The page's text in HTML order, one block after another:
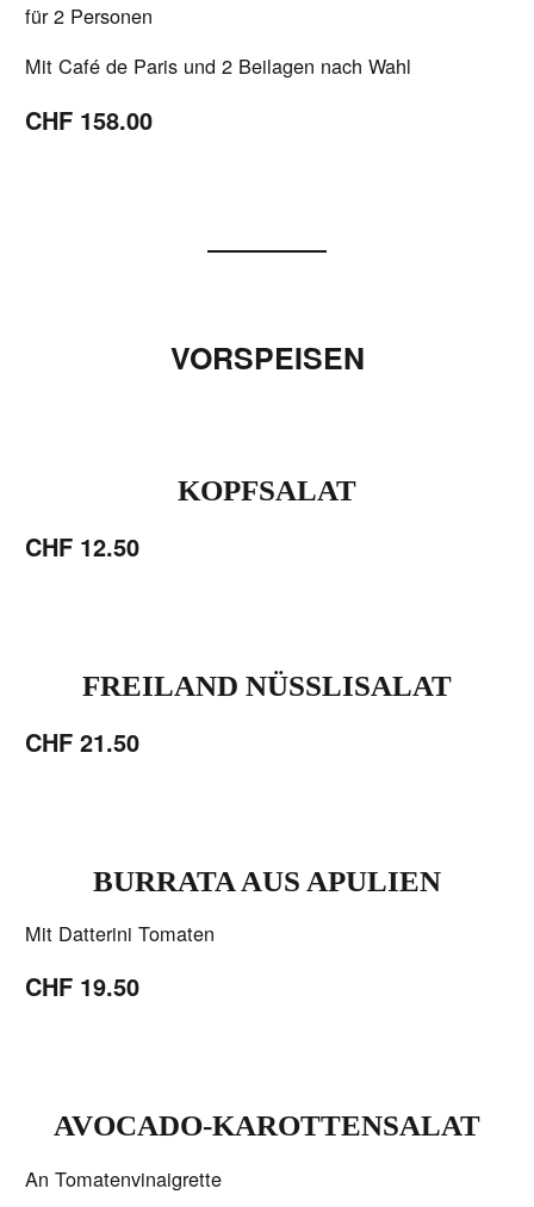
für 2 Personen
Mit Café de Paris und 2 Beilagen nach Wahl
CHF 158.00
VORSPEISEN
KOPFSALAT
CHF 12.50
FREILAND NÜSSLISALAT
CHF 21.50
BURRATA AUS APULIEN
Mit Datterini Tomaten
CHF 19.50
AVOCADO-KAROTTENSALAT
An Tomatenvinaigrette